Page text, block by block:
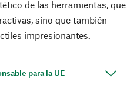
de las herramientas, que
sino que también
impresionantes.
para la UE